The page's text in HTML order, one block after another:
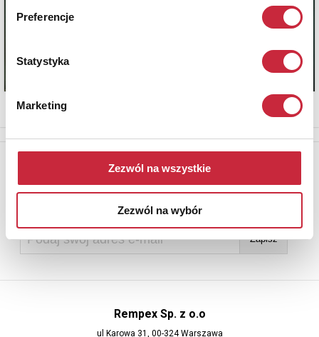
Preferencje
Statystyka
Marketing
Zezwól na wszystkie
Zezwól na wybór
Newsletter
Aby otrzymywać informacje o nowych aukcjach, prosimy podać
Rempex Sp. z o.o
ul Karowa 31, 00-324 Warszawa